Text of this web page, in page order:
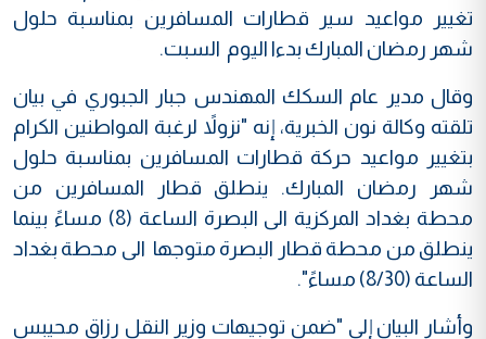
تغيير مواعيد سير قطارات المسافرين بمناسبة حلول
شهر رمضان المبارك بدءا اليوم السبت.
وقال مدير عام السكك المهندس جبار الجبوري في بيان
تلقته وكالة نون الخبرية، إنه "نزولاً لرغبة المواطنين الكرام
بتغيير مواعيد حركة قطارات المسافرين بمناسبة حلول
شهر رمضان المبارك. ينطلق قطار المسافرين من
محطة بغداد المركزية الى البصرة الساعة (8) مساءً بينما
ينطلق من محطة قطار البصرة متوجها الى محطة بغداد
الساعة (8/30) مساءً".
وأشار البيان إلى "ضمن توجيهات وزير النقل رزاق محيبس